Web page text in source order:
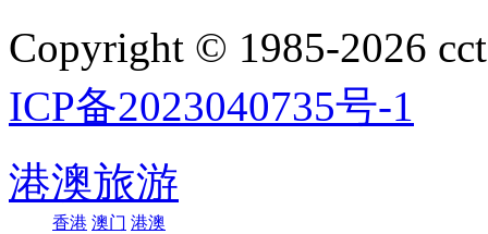
Copyright © 1985-2026
ICP备2023040735号-1
港澳旅游
香港 澳门 港澳